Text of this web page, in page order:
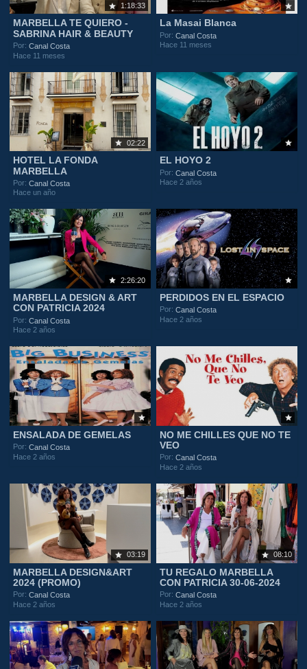
1:18:33
MARBELLA TE QUIERO -
SABRINA HAIR & BEAUTY
Por:Canal Costa
Hace 11 meses
La Masai Blanca
Por:Canal Costa
Hace 11 meses
02:22
HOTEL LA FONDA
MARBELLA
Por:Canal Costa
Hace un año
EL HOYO 2
Por:Canal Costa
Hace 2 años
2:26:20
MARBELLA DESIGN & ART
CON PATRICIA 2024
Por:Canal Costa
Hace 2 años
PERDIDOS EN EL ESPACIO
Por:Canal Costa
Hace 2 años
ENSALADA DE GEMELAS
Por:Canal Costa
Hace 2 años
NO ME CHILLES QUE NO TE
VEO
Por:Canal Costa
Hace 2 años
03:19
MARBELLA DESIGN&ART
2024 (PROMO)
Por:Canal Costa
Hace 2 años
08:10
TU REGALO MARBELLA
CON PATRICIA 30-06-2024
Por:Canal Costa
Hace 2 años